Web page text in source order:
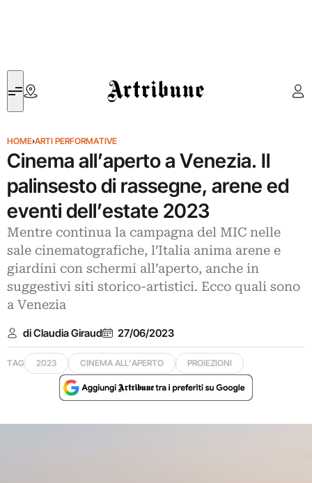
Artribune
HOME›ARTI PERFORMATIVE
Cinema all’aperto a Venezia. Il
palinsesto di rassegne, arene ed
eventi dell’estate 2023
Mentre continua la campagna del MIC nelle
sale cinematografiche, l’Italia anima arene e
giardini con schermi all’aperto, anche in
suggestivi siti storico-artistici. Ecco quali sono
a Venezia
di Claudia Giraud 27/06/2023
TAG 2023 CINEMA ALL'APERTO PROIEZIONI